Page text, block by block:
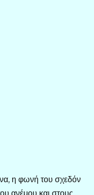
η φωνή του σχεδόν
ανέμου και στους